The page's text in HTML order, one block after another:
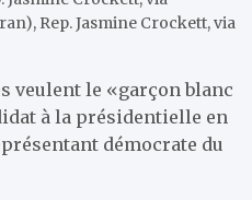
Rep. Jasmine Crockett, via
veulent le «garçon blanc
à la présidentielle en
démocrate du